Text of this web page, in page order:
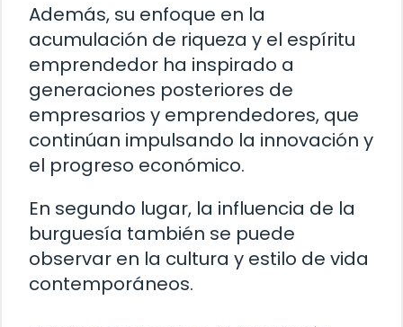
Además, su enfoque en la
acumulación de riqueza y el espíritu
emprendedor ha inspirado a
generaciones posteriores de
empresarios y emprendedores, que
continúan impulsando la innovación y
el progreso económico.
En segundo lugar, la influencia de la
burguesía también se puede
observar en la cultura y estilo de vida
contemporáneos.